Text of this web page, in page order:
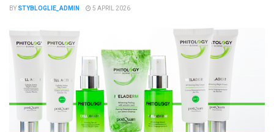
BY STYBLOGLIE_ADMIN 5 APRIL 2026